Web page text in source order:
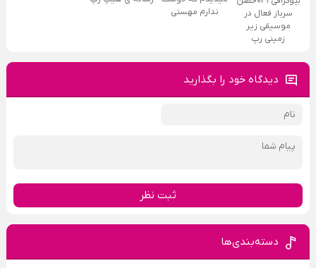
سرباز فعال در
موسیقی زیر
زمینی رپ
ندارم مهستی
دیدگاه خود را بگذارید
ثبت نظر
دسته‌بندی‌ها